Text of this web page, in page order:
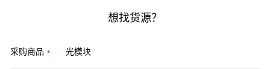
想找货源？
采购商品